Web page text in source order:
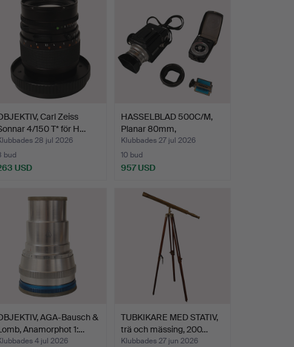
Carl Zeiss
4/150 T* för H…
28 jul 2026
bud
USD
HASSELBLAD 500C/M,
Planar 80mm,
mellanring…
Klubbades 27 jul 2026
10 bud
957 USD
AGA-Bausch &
Anamorphot 1:…
4 jul 2026
TUBKIKARE MED STATIV,
trä och mässing, 200…
Klubbades 27 jun 2026